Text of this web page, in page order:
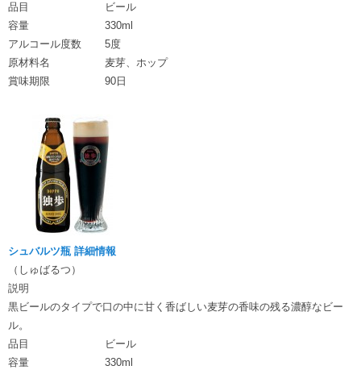
品目
ビール
容量
330ml
アルコール度数
5度
原材料名
麦芽、ホップ
賞味期限
90日
シュバルツ瓶 詳細情報
（しゅばるつ）
説明
黒ビールのタイプで口の中に甘く香ばしい麦芽の香味の残る濃醇なビー
ル。
品目
ビール
容量
330ml